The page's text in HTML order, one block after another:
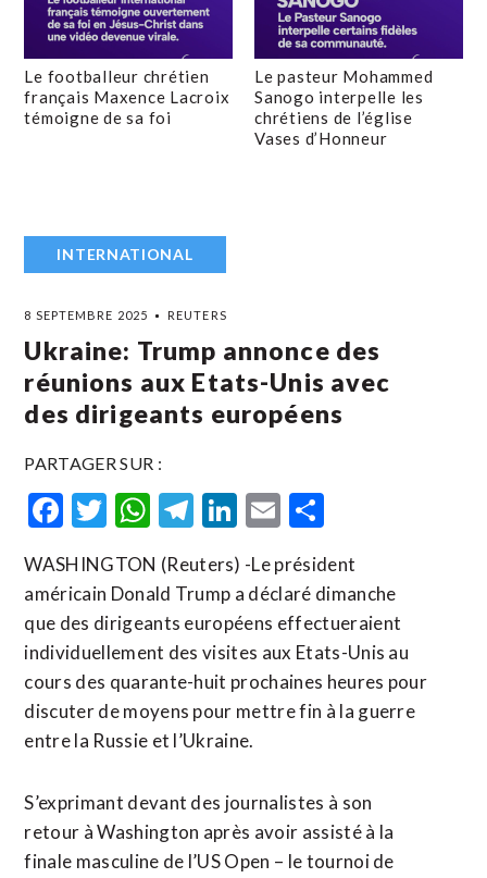
Le footballeur chrétien
français Maxence Lacroix
témoigne de sa foi
Le pasteur Mohammed
Sanogo interpelle les
chrétiens de l’église
Vases d’Honneur
INTERNATIONAL
8 SEPTEMBRE 2025 REUTERS
Ukraine: Trump annonce des
réunions aux Etats-Unis avec
des dirigeants européens
PARTAGER SUR :
Facebook
Twitter
WhatsApp
Telegram
LinkedIn
Email
WASHINGTON (Reuters) -Le président
américain Donald Trump a déclaré dimanche
que des dirigeants européens effectueraient
individuellement des visites aux Etats-Unis au
cours des quarante-huit prochaines heures pour
discuter de moyens pour mettre fin à la guerre
entre la Russie et l’Ukraine.
S’exprimant devant des journalistes à son
retour à Washington après avoir assisté à la
finale masculine de l’US Open – le tournoi de